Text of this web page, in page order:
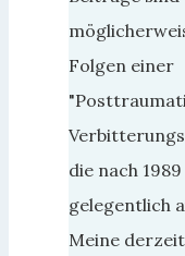
Folgen einer
die nach 1989
gelegentlich
Meine